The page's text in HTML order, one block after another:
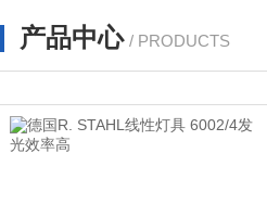
产品中心 / PRODUCTS